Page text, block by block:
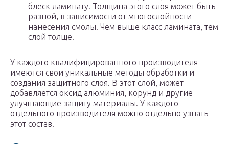
блеск ламинату. Толщина этого слоя может быть
разной, в зависимости от многослойности
нанесения смолы. Чем выше класс ламината, тем
слой толще.
У каждого квалифицированного производителя
имеются свои уникальные методы обработки и
создания защитного слоя. В этот слой, может
добавляется оксид алюминия, корунд и другие
улучшающие защиту материалы. У каждого
отдельного производителя можно отдельно узнать
этот состав.